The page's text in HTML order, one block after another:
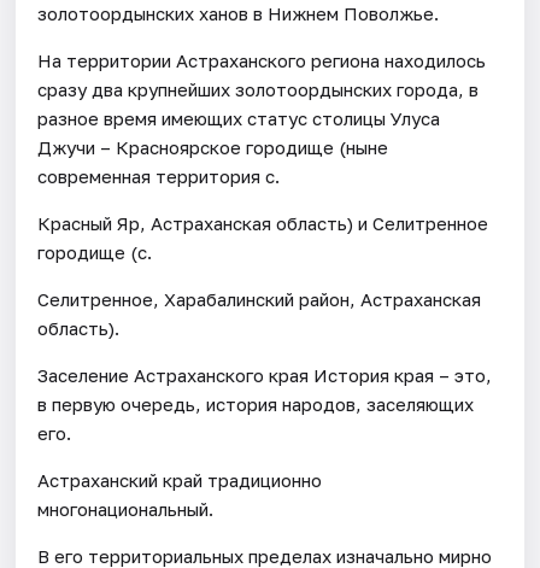
золотоордынских ханов в Нижнем Поволжье.
На территории Астраханского региона находилось
сразу два крупнейших золотоордынских города, в
разное время имеющих статус столицы Улуса
Джучи – Красноярское городище (ныне
современная территория с.
Красный Яр, Астраханская область) и Селитренное
городище (с.
Селитренное, Харабалинский район, Астраханская
область).
Заселение Астраханского края История края – это,
в первую очередь, история народов, заселяющих
его.
Астраханский край традиционно
многонациональный.
В его территориальных пределах изначально мирно